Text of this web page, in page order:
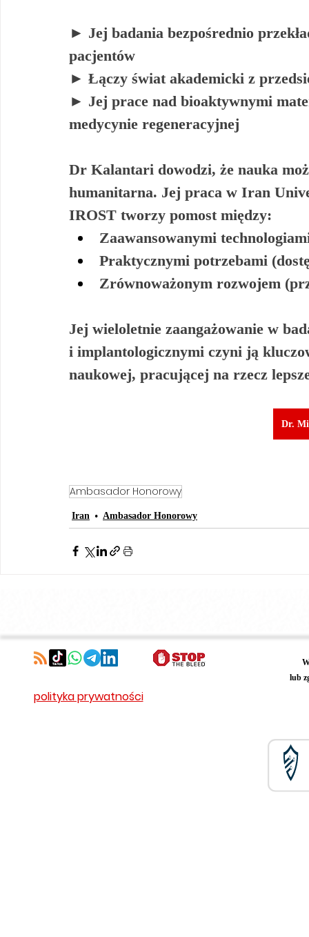
► Jej badania bezpośrednio
pacjentów
► Łączy świat akademicki z
► Jej prace nad bioaktywnymi
medycynie regeneracyjnej
Dr Kalantari dowodzi, że nauka
humanitarna. Jej praca w Iran
IROST tworzy pomost między:
Zaawansowanymi
Praktycznymi potrzebami
Zrównoważonym rozwojem
Jej wieloletnie zaangażowanie w
i implantologicznymi czyni ją
naukowej, pracującej na rzecz
Dr.
Ambasador Honorowy
Iran Ambasador Honorowy
lub
polityka prywatności